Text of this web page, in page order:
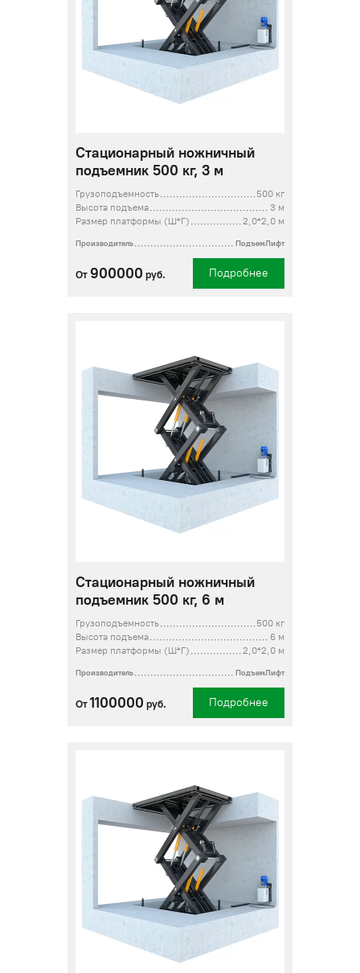
Стационарный ножничный
подъемник 500 кг, 3 м
Грузоподъемность
500 кг
Высота подъема
3 м
Размер платформы (Ш*Г)
2,0*2,0 м
Производитель ПодъемЛифт
От 900000 руб. Подробнее
Стационарный ножничный
подъемник 500 кг, 6 м
Грузоподъемность
500 кг
Высота подъема
6 м
Размер платформы (Ш*Г)
2,0*2,0 м
Производитель ПодъемЛифт
От 1100000 руб. Подробнее